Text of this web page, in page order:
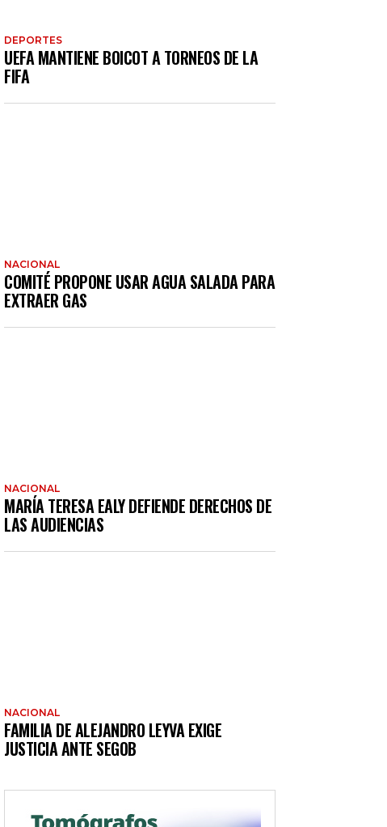
DEPORTES
UEFA MANTIENE BOICOT A TORNEOS DE LA
FIFA
NACIONAL
COMITÉ PROPONE USAR AGUA SALADA PARA
EXTRAER GAS
NACIONAL
MARÍA TERESA EALY DEFIENDE DERECHOS DE
LAS AUDIENCIAS
NACIONAL
FAMILIA DE ALEJANDRO LEYVA EXIGE
JUSTICIA ANTE SEGOB